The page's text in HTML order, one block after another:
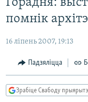
да
галоўнага
Перайсьці
Перайсьці
УСЕ НАВІНЫ
ЛЮДЗІ
ПАЛІТЫКА
ВАЙНА
ТОЛЬКІ НА СВАБОДЗЕ
БЛОГІ
ГІСТОРЫЯ НА СВАБОДЗЕ
КНІГІ
АБЫСЬЦІ БЛЯКАВАНЬНЕ
ПАДЗЯЛІЦЦА
ПАДПІСАЦЦА
RSS
FACEBOOK
Горадня:
помнік
16 ліпень 2007, 19:13
Падзяліцца
Зрабіце Свабоду